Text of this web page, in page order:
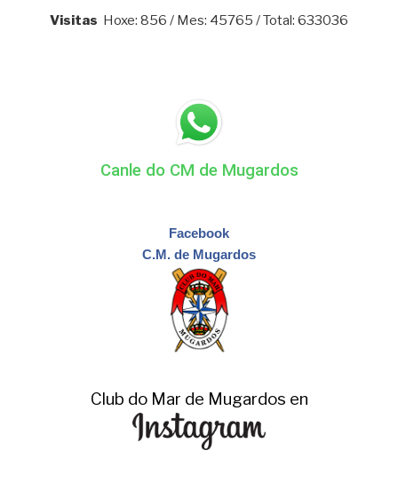
Visitas Hoxe: 856 / Mes: 45765 / Total: 633036
Canle do CM de Mugardos
Facebook
C.M. de Mugardos
Club do Mar de Mugardos en